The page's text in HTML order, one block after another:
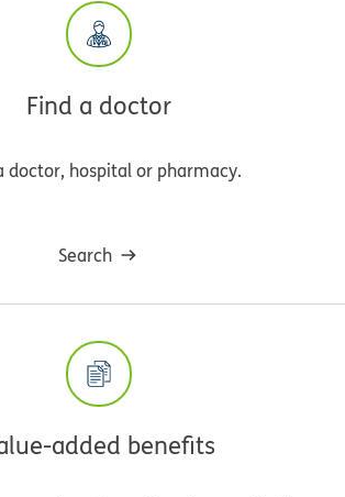
Find a doctor
doctor, hospital or pharmacy.
Search
added benefits